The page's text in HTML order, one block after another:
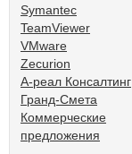
Symantec
TeamViewer
VMware
Zecurion
А-реал Консалтинг
Гранд-Смета
Коммерческие
предложения